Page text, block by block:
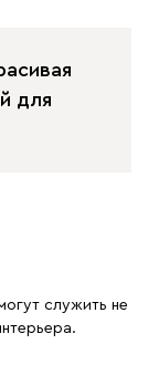
для
служить не